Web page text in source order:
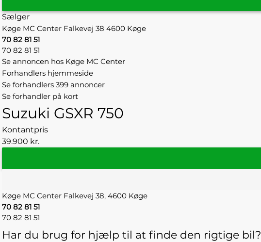
Sælger
Køge MC Center Falkevej 38 4600 Køge
70 82 81 51
70 82 81 51
Se annoncen hos Køge MC Center
Forhandlers hjemmeside
Se forhandlers 399 annoncer
Se forhandler på kort
Suzuki GSXR 750
Kontantpris
39.900 kr.
Køge MC Center Falkevej 38, 4600 Køge
70 82 81 51
70 82 81 51
Har du brug for hjælp til at finde den rigtige bil?